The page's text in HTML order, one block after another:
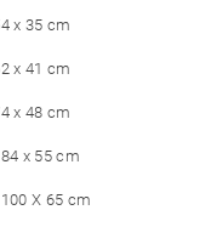
x 35 cm
x 41 cm
x 48 cm
84 x 55 cm
X 65 cm